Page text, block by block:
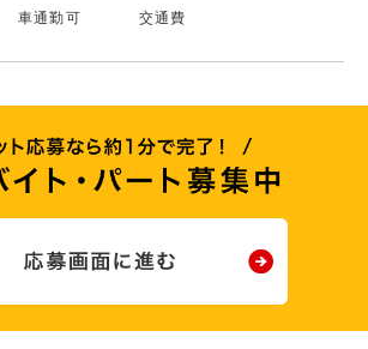
車通勤可 交通費